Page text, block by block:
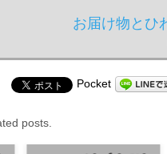
お届け物とひ
Pocket
posts.